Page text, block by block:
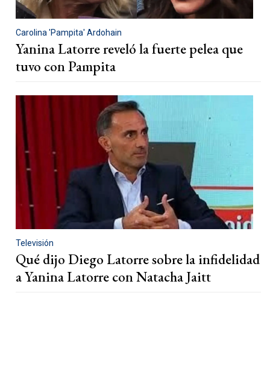
Carolina 'Pampita' Ardohain
Yanina Latorre reveló la fuerte pelea que
tuvo con Pampita
Televisión
Qué dijo Diego Latorre sobre la infidelidad
a Yanina Latorre con Natacha Jaitt